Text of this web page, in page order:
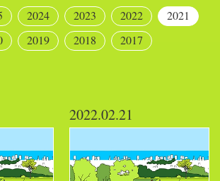
2024 2023 2022
2021
2019 2018 2017
2022.02.21